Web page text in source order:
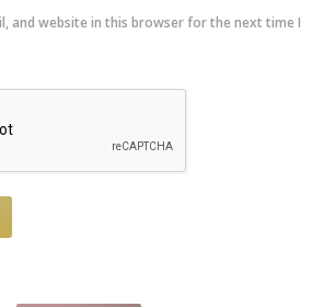
and website in this browser for the next time I